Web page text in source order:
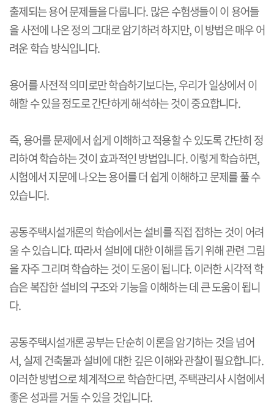
출제되는 용어 문제들을 다룹니다. 많은 수험생들이 이 용어들
을 사전에 나온 정의 그대로 암기하려 하지만, 이 방법은 매우 어
려운 학습 방식입니다.
용어를 사전적 의미로만 학습하기보다는, 우리가 일상에서 이
해할 수 있을 정도로 간단하게 해석하는 것이 중요합니다.
즉, 용어를 문제에서 쉽게 이해하고 적용할 수 있도록 간단히 정
리하여 학습하는 것이 효과적인 방법입니다. 이렇게 학습하면,
시험에서 지문에 나오는 용어를 더 쉽게 이해하고 문제를 풀 수
있습니다.
공동주택시설개론의 학습에서는 설비를 직접 접하는 것이 어려
울 수 있습니다. 따라서 설비에 대한 이해를 돕기 위해 관련 그림
을 자주 그리며 학습하는 것이 도움이 됩니다. 이러한 시각적 학
습은 복잡한 설비의 구조와 기능을 이해하는 데 큰 도움이 됩니
다.
공동주택시설개론 공부는 단순히 이론을 암기하는 것을 넘어
서, 실제 건축물과 설비에 대한 깊은 이해와 관찰이 필요합니다.
이러한 방법으로 체계적으로 학습한다면, 주택관리사 시험에서
좋은 성과를 거둘 수 있을 것입니다.